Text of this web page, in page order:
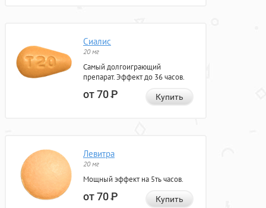
Сиалис
20 мг
Самый долгоиграющий
препарат. Эффект до 36 часов.
от 70Р Купить
Левитра
20 мг
Мощный эффект на 5ть часов.
от 70Р Купить